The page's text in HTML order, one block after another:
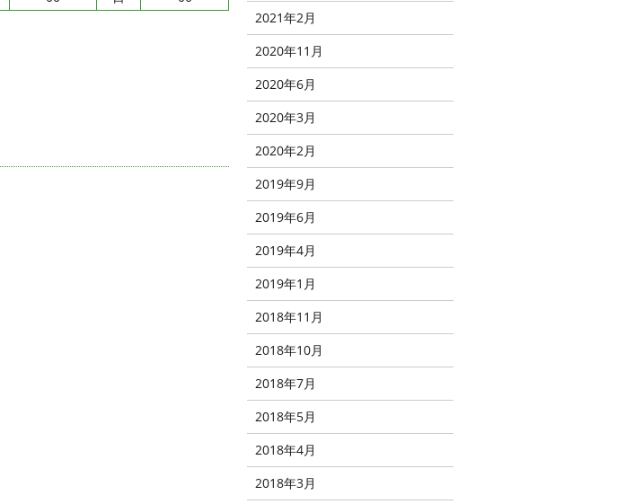
2021年2月
2020年11月
2020年6月
2020年3月
2020年2月
2019年9月
2019年6月
2019年4月
2019年1月
2018年11月
2018年10月
2018年7月
2018年5月
2018年4月
2018年3月